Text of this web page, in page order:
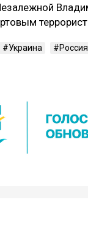
Украина